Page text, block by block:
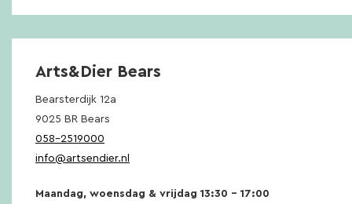
Arts&Dier Bears
Bearsterdijk 12a
9025 BR Bears
058-2519000
info@artsendier.nl
Maandag, woensdag & vrijdag 13:30 – 17:00